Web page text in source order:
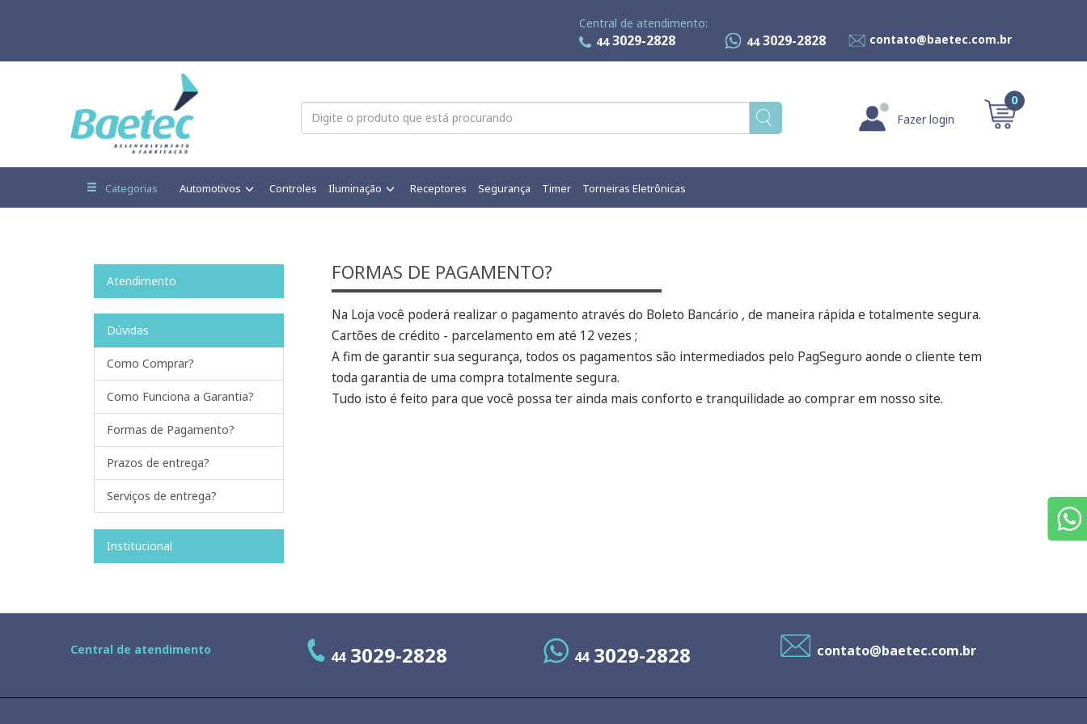
contato@baetec.com.br
443029-2828
Central de atendimento:
443029-2828
0
Fazer login
Categorias Automotivos Controles Iluminação Receptores Segurança Timer Torneiras Eletrônicas
Atendimento
Dúvidas
Como Comprar?
Como Funciona a Garantia?
Formas de Pagamento?
Prazos de entrega?
Serviços de entrega?
Institucional
FORMAS DE PAGAMENTO?
Na Loja você poderá realizar o pagamento através do Boleto Bancário , de maneira rápida e totalmente segura.
Cartões de crédito - parcelamento em até 12 vezes ;
A fim de garantir sua segurança, todos os pagamentos são intermediados pelo PagSeguro aonde o cliente tem
toda garantia de uma compra totalmente segura.
Tudo isto é feito para que você possa ter ainda mais conforto e tranquilidade ao comprar em nosso site.
Central de atendimento 443029-2828 443029-2828 contato@baetec.com.br